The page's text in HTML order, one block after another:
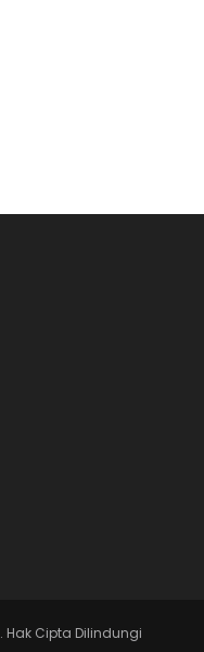
. Hak Cipta Dilindungi